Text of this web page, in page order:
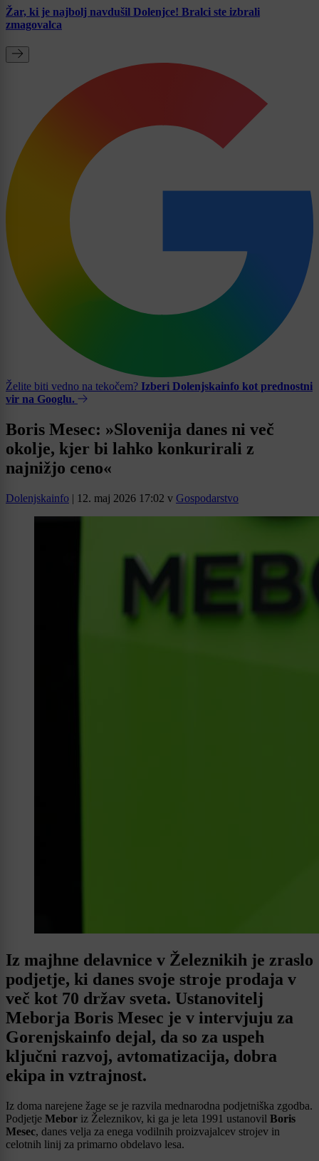
Žar, ki je najbolj navdušil Dolenjce! Bralci ste izbrali
zmagovalca
Želite biti vedno na tekočem? Izberi Dolenjskainfo kot prednostni
vir na Googlu.
Boris Mesec: »Slovenija danes ni več
okolje, kjer bi lahko konkurirali z
najnižjo ceno«
Dolenjskainfo | 12. maj 2026 17:02 v Gospodarstvo
Iz majhne delavnice v Železnikih je zraslo
podjetje, ki danes svoje stroje prodaja v
več kot 70 držav sveta. Ustanovitelj
Meborja Boris Mesec je v intervjuju za
Gorenjskainfo dejal, da so za uspeh
ključni razvoj, avtomatizacija, dobra
ekipa in vztrajnost.
Iz doma narejene žage se je razvila mednarodna podjetniška zgodba.
Podjetje Mebor iz Železnikov, ki ga je leta 1991 ustanovil Boris
Mesec, danes velja za enega vodilnih proizvajalcev strojev in
celotnih linij za primarno obdelavo lesa.